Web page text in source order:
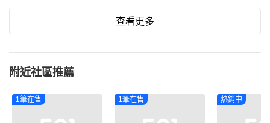
查看更多
附近社區推薦
1筆在售 1筆在售 熱銷中